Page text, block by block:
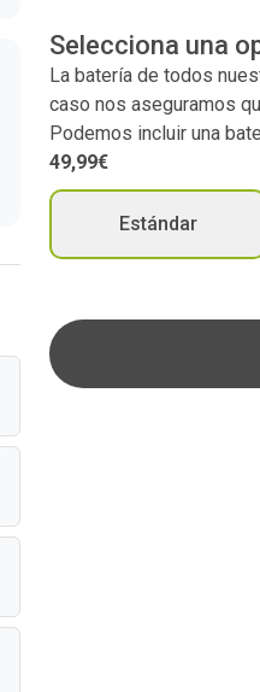
Selecciona una
La batería de todos
caso nos aseguramos
Podemos incluir una
49,99€
Estándar